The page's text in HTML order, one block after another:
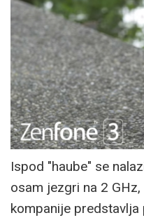
Ispod "haube" se
osam jezgri na 2
kompanije